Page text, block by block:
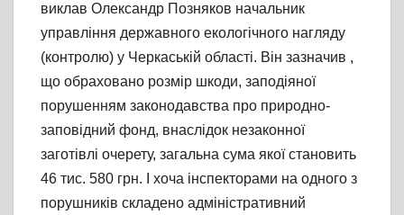
виклав Олександр Позняков начальник
управління державного екологічного нагляду
(контролю) у Черкаській області. Він зазначив ,
що обраховано розмір шкоди, заподіяної
порушенням законодавства про природно-
заповідний фонд, внаслідок незаконної
заготівлі очерету, загальна сума якої становить
46 тис. 580 грн. І хоча інспекторами на одного з
порушників складено адміністративний